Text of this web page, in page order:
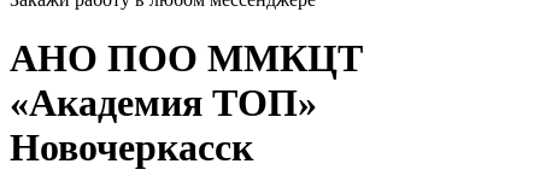
АНО ПОО ММКЦТ
«Академия ТОП»
Новочеркасск